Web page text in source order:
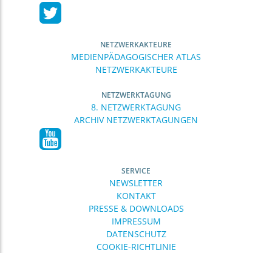
NETZWERKAKTEURE
MEDIENPÄDAGOGISCHER ATLAS
NETZWERKAKTEURE
NETZWERKTAGUNG
8. NETZWERKTAGUNG
ARCHIV NETZWERKTAGUNGEN
SERVICE
NEWSLETTER
KONTAKT
PRESSE & DOWNLOADS
IMPRESSUM
DATENSCHUTZ
COOKIE-RICHTLINIE